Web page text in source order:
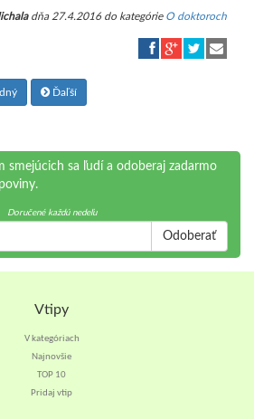
dňa 27.4.2016 do kategórie O doktoroch
Ďaľší
smejúcich sa ľudí a odoberaj zadarmo
Doručené každú nedeľu
Odoberať
Vtipy
V kategóriach
Najnovšie
TOP 10
Pridaj vtip